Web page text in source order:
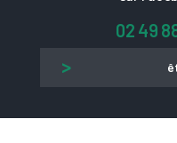
02 49